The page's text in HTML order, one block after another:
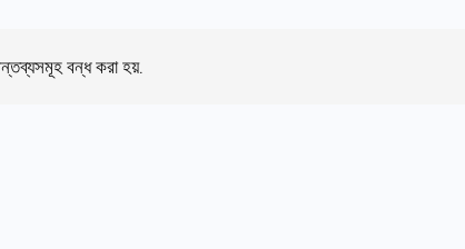
বন্ধ করা হয়.